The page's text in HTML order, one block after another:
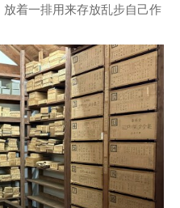
着一排用来存放乱步自己作